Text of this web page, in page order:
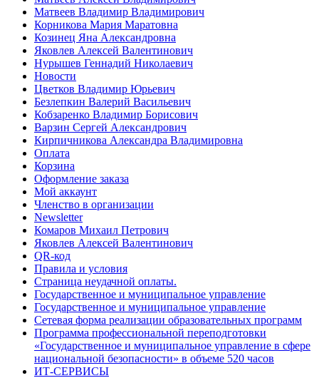
Матвеев Владимир Владимирович
Корникова Мария Маратовна
Козинец Яна Александровна
Яковлев Алексей Валентинович
Нурышев Геннадий Николаевич
Новости
Цветков Владимир Юрьевич
Безлепкин Валерий Васильевич
Кобзаренко Владимир Борисович
Варзин Сергей Александрович
Кирпичникова Александра Владимировна
Оплата
Корзина
Оформление заказа
Мой аккаунт
Членство в организации
Newsletter
Комаров Михаил Петрович
Яковлев Алексей Валентинович
QR-код
Правила и условия
Страница неудачной оплаты.
Государственное и муниципальное управление
Государственное и муниципальное управление
Сетевая форма реализации образовательных программ
Программа профессиональной переподготовки
«Государственное и муниципальное управление в сфере
национальной безопасности» в объеме 520 часов
ИТ-СЕРВИСЫ